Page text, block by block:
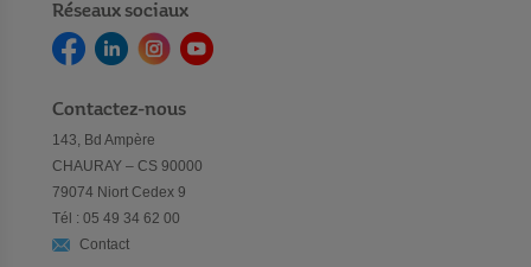
Réseaux sociaux
Contactez-nous
143, Bd Ampère
CHAURAY – CS 90000
79074 Niort Cedex 9
Tél : 05 49 34 62 00
Contact